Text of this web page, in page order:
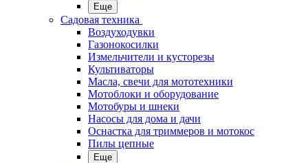
Еще
Садовая техника
Воздуходувки
Газонокосилки
Измельчители и кусторезы
Культиваторы
Масла, свечи для мототехники
Мотоблоки и оборудование
Мотобуры и шнеки
Насосы для дома и дачи
Оснастка для триммеров и мотокос
Пилы цепные
Еще